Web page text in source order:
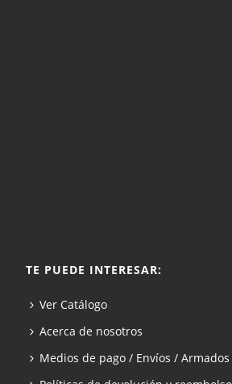
TE PUEDE INTERESAR:
Ver Catálogo
Acerca de nosotros
Medios de pago / Envíos / Armados